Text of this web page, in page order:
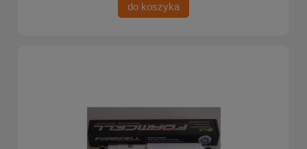
do koszyka